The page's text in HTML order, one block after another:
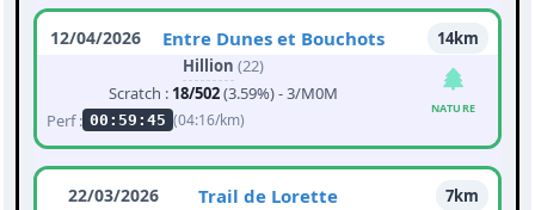
12/04/2026 Entre Dunes et Bouchots
14km
Hillion (22)
Scratch : 18/502(3.59%) - 3/M0M
Perf : 00:59:45 (04:16/km)
NATURE
22/03/2026 Trail de Lorette
7km